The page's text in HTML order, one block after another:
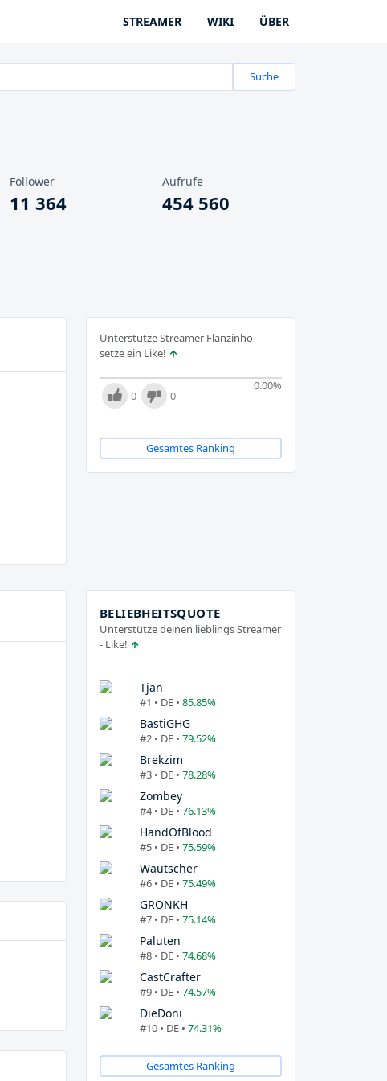
STREAMER WIKI ÜBER
Suche
Follower
11 364
Aufrufe
454 560
Unterstütze Streamer Flanzinho —
setze ein Like!
0.00%
0 0
Gesamtes Ranking
BELIEBHEITSQUOTE
Unterstütze deinen lieblings Streamer
- Like!
Tjan
#1 • DE • 85.85%
BastiGHG
#2 • DE • 79.52%
Brekzim
#3 • DE • 78.28%
Zombey
#4 • DE • 76.13%
HandOfBlood
#5 • DE • 75.59%
Wautscher
#6 • DE • 75.49%
GRONKH
#7 • DE • 75.14%
Paluten
#8 • DE • 74.68%
CastCrafter
#9 • DE • 74.57%
DieDoni
#10 • DE • 74.31%
Gesamtes Ranking